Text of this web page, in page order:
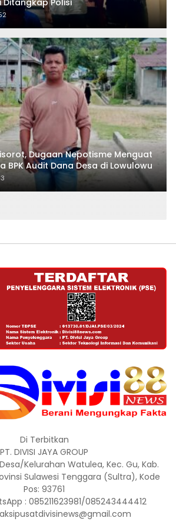
Dugaan Nepotisme Menguat
BPK Audit Dana Desa di Lowulowu
Di Terbitkan
PT. DIVISI JAYA GROUP
Kelurahan Watulea, Kec. Gu, Kab.
Sulawesi Tenggara (Sultra), Kode
Pos: 93761
: 085211623981/085243444412